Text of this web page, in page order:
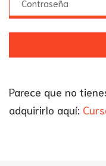
Parece que no
adquirirlo aquí: